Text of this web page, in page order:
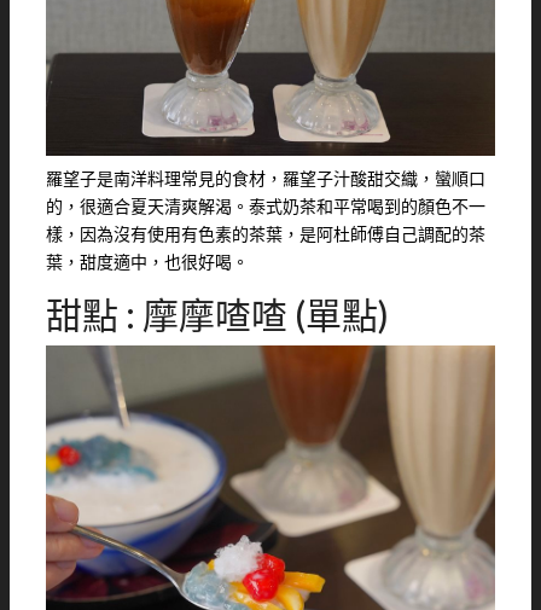
羅望子是南洋料理常見的食材，羅望子汁酸甜交織，蠻順口
的，很適合夏天清爽解渴。泰式奶茶和平常喝到的顏色不一
樣，因為沒有使用有色素的茶葉，是阿杜師傅自己調配的茶
葉，甜度適中，也很好喝。
甜點 : 摩摩喳喳 (單點)